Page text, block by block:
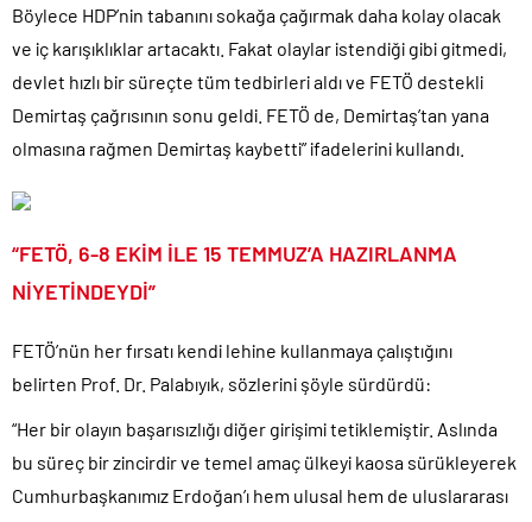
Böylece HDP’nin tabanını sokağa çağırmak daha kolay olacak
ve iç karışıklıklar artacaktı. Fakat olaylar istendiği gibi gitmedi,
devlet hızlı bir süreçte tüm tedbirleri aldı ve FETÖ destekli
Demirtaş çağrısının sonu geldi. FETÖ de, Demirtaş’tan yana
olmasına rağmen Demirtaş kaybetti” ifadelerini kullandı.
“FETÖ, 6-8 EKİM İLE 15 TEMMUZ’A HAZIRLANMA
NİYETİNDEYDİ”
FETÖ’nün her fırsatı kendi lehine kullanmaya çalıştığını
belirten Prof. Dr. Palabıyık, sözlerini şöyle sürdürdü:
“Her bir olayın başarısızlığı diğer girişimi tetiklemiştir. Aslında
bu süreç bir zincirdir ve temel amaç ülkeyi kaosa sürükleyerek
Cumhurbaşkanımız Erdoğan’ı hem ulusal hem de uluslararası